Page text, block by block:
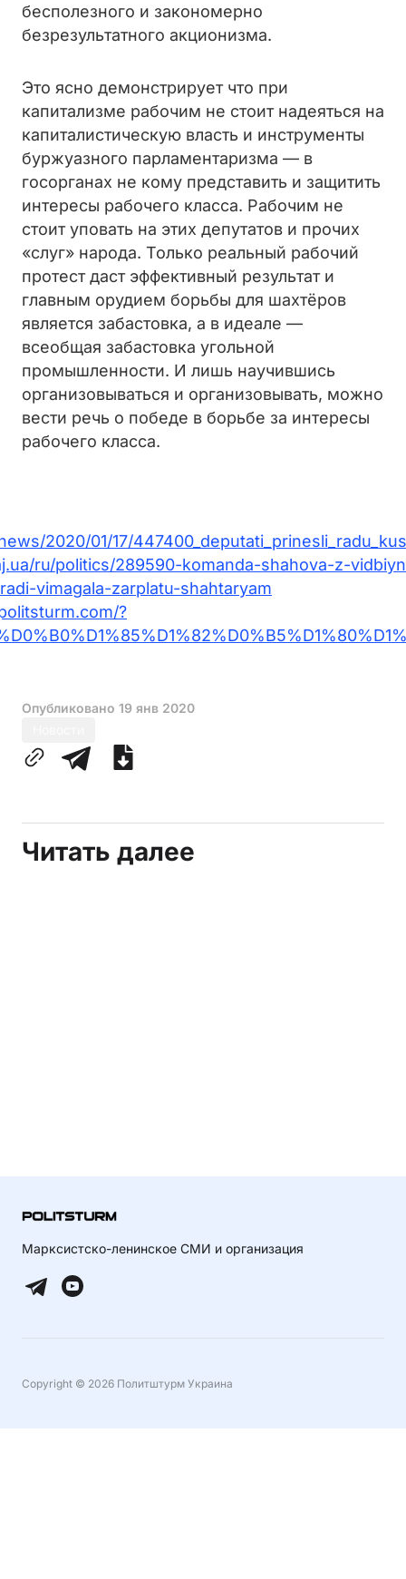
бесполезного и закономерно
безрезультатного акционизма.
Это ясно демонстрирует что при
капитализме рабочим не стоит надеяться на
капиталистическую власть и инструменты
буржуазного парламентаризма — в
госорганах не кому представить и защитить
интересы рабочего класса. Рабочим не
стоит уповать на этих депутатов и прочих
«слуг» народа. Только реальный рабочий
протест даст эффективный результат и
главным орудием борьбы для шахтёров
является забастовка, а в идеале —
всеобщая забастовка угольной
промышленности. И лишь научившись
организовываться и организовывать, можно
вести речь о победе в борьбе за интересы
рабочего класса.
2020/01/17/
ru/politics/289590-komanda-shahova-z-
vimagala-zarplatu-shahtaryam
?
Опубликовано 19 янв 2020
Читать далее
Марксистско-ленинское СМИ и организация
Copyright © 2026 Политштурм Украина